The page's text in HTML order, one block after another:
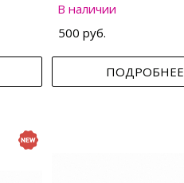
В наличии
500 руб.
ПОДРОБНЕЕ